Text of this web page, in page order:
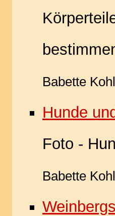
Babette
Hunde
Foto -
Babette